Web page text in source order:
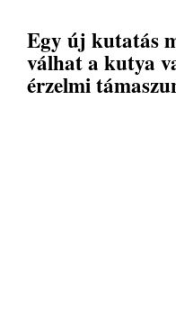
Egy új kutatás
válhat a kutya
érzelmi